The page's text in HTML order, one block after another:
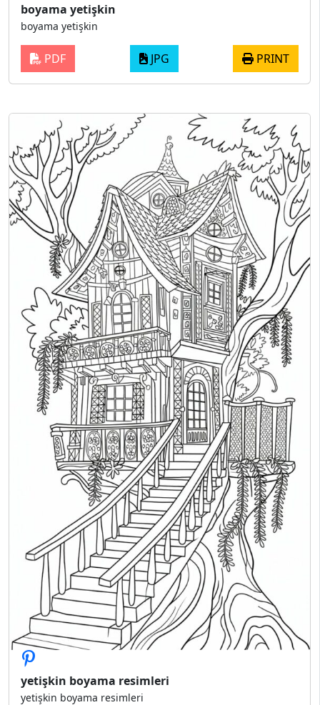
boyama yetişkin
boyama yetişkin
PDF JPG PRINT
yetişkin boyama resimleri
yetişkin boyama resimleri